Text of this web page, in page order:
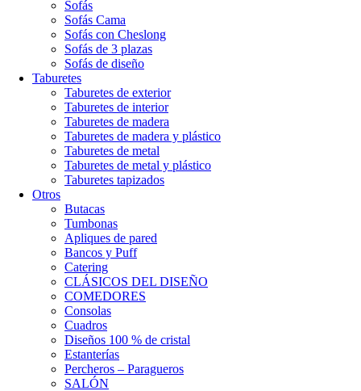
Sofás
Sofás Cama
Sofás con Cheslong
Sofás de 3 plazas
Sofás de diseño
Taburetes
Taburetes de exterior
Taburetes de interior
Taburetes de madera
Taburetes de madera y plástico
Taburetes de metal
Taburetes de metal y plástico
Taburetes tapizados
Otros
Butacas
Tumbonas
Apliques de pared
Bancos y Puff
Catering
CLÁSICOS DEL DISEÑO
COMEDORES
Consolas
Cuadros
Diseños 100 % de cristal
Estanterías
Percheros – Paragueros
SALÓN